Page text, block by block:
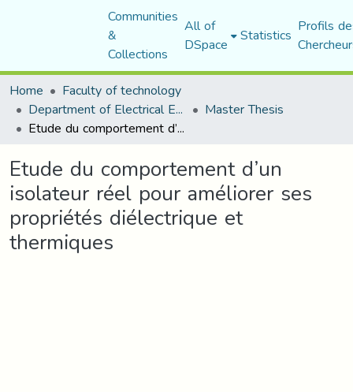
Communities
&
Collections
All of
DSpace Statistics Profils
Home
Faculty of technology
Department of Electrical Engineering Master Thesis
Etude du comportement d’un isolateur réel pour améliorer ses propriétés diélectrique et thermiques
Etude du comportement d’un
isolateur réel pour améliorer ses
propriétés diélectrique et
thermiques